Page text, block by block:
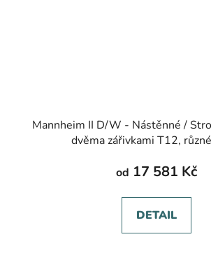
Mannheim II D/W - Nástěnné /
dvěma zářivkami T12,
od 17 581 Kč
DETAIL